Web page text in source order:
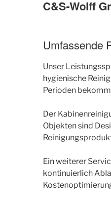
C&S-Wolff
Umfassende
Unser
hygienische
Perioden
Der
Objekten sind
Ein weiterer
kontinuierlich